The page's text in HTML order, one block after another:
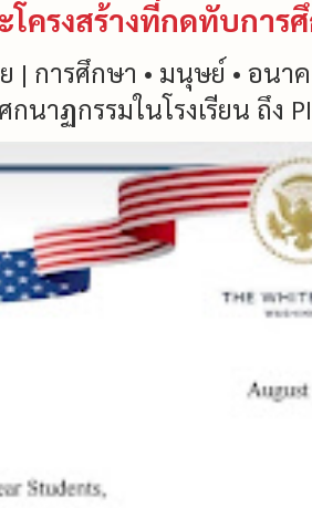
โครงสร้างที่กดทับการ
| การศึกษา • มนุษย์ • อนา
นาฏกรรมในโรงเรียน ถึง